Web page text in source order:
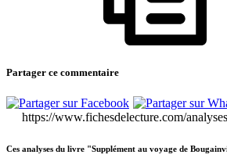
Partager ce commentaire
https://www.fichesdelecture.com/
Ces analyses du livre "Supplément au voyage de